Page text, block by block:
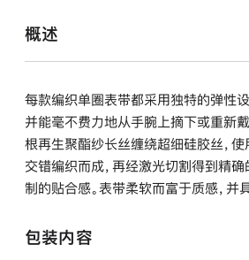
概述
每款编织单圈表带都采用独特的弹性设
并能毫不费力地从手腕上摘下或重新
根再生聚酯纱长丝缠绕超细硅胶丝，
交错编织而成，再经激光切割得到精确
制的贴合感。表带柔软而富于质感，并
包装内容